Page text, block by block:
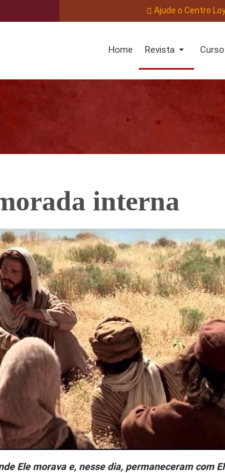
Ajude o Centro
Home Revista
interna
Ele morava e, nesse dia, permaneceram com